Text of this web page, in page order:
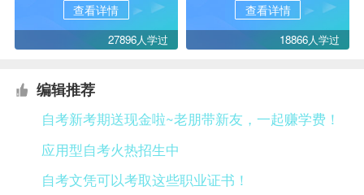
查看详情
27896人学过
查看详情
18866人学过
编辑推荐
自考新考期送现金啦~老朋带新友，一起赚学费！
应用型自考火热招生中
自考文凭可以考取这些职业证书！